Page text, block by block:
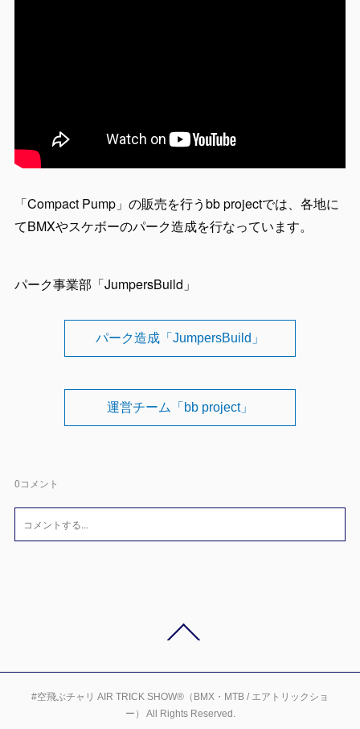
「Compact Pump」の販売を行うbb projectでは、各地に
てBMXやスケボーのパーク造成を行なっています。
パーク事業部「JumpersBuild」
パーク造成「JumpersBuild」
運営チーム「bb project」
0コメント
#空飛ぶチャリ AIR TRICK SHOW®（BMX・MTB / エアトリックショ
ー） All Rights Reserved.